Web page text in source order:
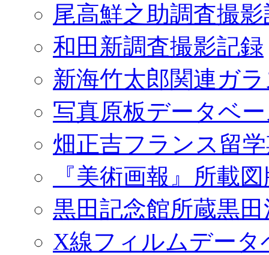
尾高鮮之助調査撮
和田新調査撮影記録
新海竹太郎関連ガ
写真原板データベ
畑正吉フランス留
『美術画報』所載
黒田記念館所蔵黒
X線フィルムデータ